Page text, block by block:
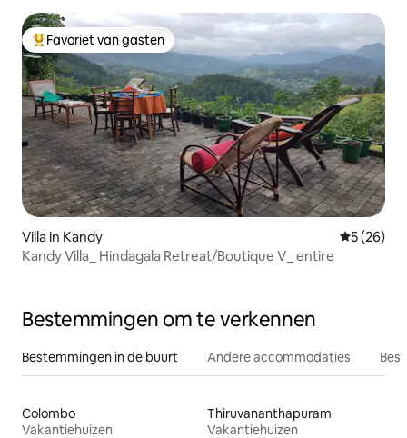
Topfavoriet van gasten
Favoriet van gasten
Villa in Kandy
5 (26)
Kandy Villa_ Hindagala Retreat/Boutique V_ entire
Bestemmingen om te verkennen
Bestemmingen in de buurt Andere accommodaties
Colombo
Vakantiehuizen
Thiruvananthapuram
Vakantiehuizen